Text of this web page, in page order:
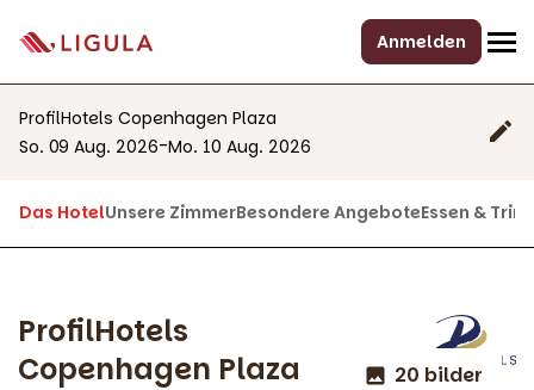
Anmelden
ProfilHotels Copenhagen Plaza
So. 09 Aug. 2026-Mo. 10 Aug. 2026
Das HotelUnsere ZimmerBesondere AngeboteEssen &
ProfilHotels
Copenhagen Plaza
20 bilder